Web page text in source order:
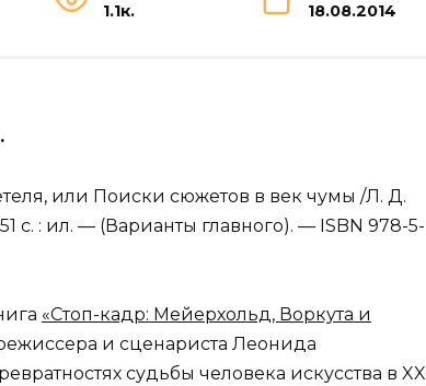
1.1к. 18.08.2014
или Поиски сюжетов в век чумы /Л. Д.
с. : ил. — (Варианты главного). — ISBN 978-5-
«Стоп-кадр: Мейерхольд, Воркута и
и сценариста Леонида
судьбы человека искусства в XX